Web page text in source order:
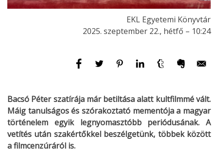
EKL Egyetemi Könyvtár
2025. szeptember 22., hétfő – 10:24
Bacsó Péter szatírája már betiltása alatt kultfilmmé vált.
Máig tanulságos és szórakoztató mementója a magyar
történelem egyik legnyomasztóbb periódusának. A
vetítés után szakértőkkel beszélgetünk, többek között
a filmcenzúráról is.